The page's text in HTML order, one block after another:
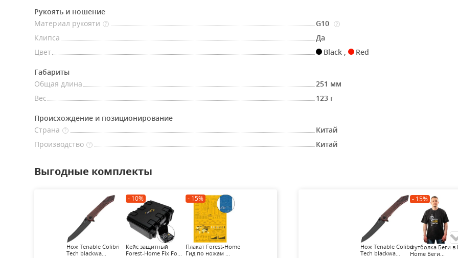
Рукоять и ношение
Материал рукояти
? G10 ?
Клипса
Да
Цвет
Black , Red
Габариты
Общая длина
251 мм
Вес
123 г
Происхождение и позиционирование
Страна
?
Китай
Производство
? Китай
Выгодные комплекты
Нож Tenable Colibri
Tech blackwa...
- 10%
Кейс защитный
Forest-Home Fix Fo...
- 15%
Плакат Forest-Home
Гид по ножам ...
Нож Tenable Colibri
Tech blackwa...
- 15%
Футболка Беги в
Home Беги...